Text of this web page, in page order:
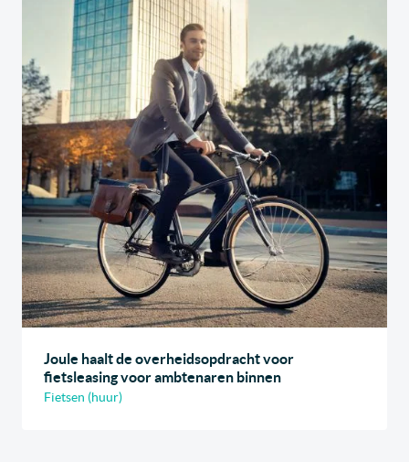
Joule haalt de overheidsopdracht voor
fietsleasing voor ambtenaren binnen
Fietsen (huur)